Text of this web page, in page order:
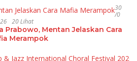
30
/0
20 Lihat
Prabowo, Mentan Jelaskan Cara
Merampok